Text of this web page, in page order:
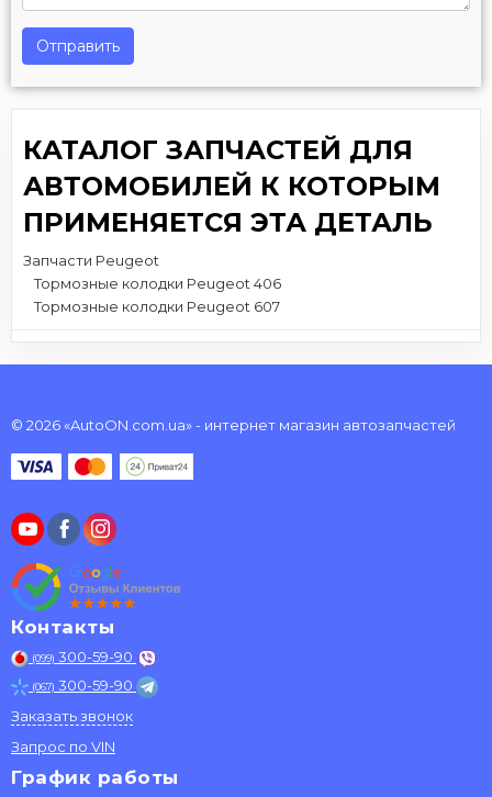
Отправить
КАТАЛОГ ЗАПЧАСТЕЙ ДЛЯ
АВТОМОБИЛЕЙ К КОТОРЫМ
ПРИМЕНЯЕТСЯ ЭТА ДЕТАЛЬ
Запчасти Peugeot
Тормозные колодки Peugeot 406
Тормозные колодки Peugeot 607
© 2026 «AutoON.com.ua» - интернет магазин автозапчастей
Контакты
(099) 300-59-90
(067) 300-59-90
Заказать звонок
Запрос по VIN
График работы